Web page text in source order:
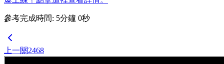
參考完成時間: 5分鐘 0秒
上一關2468